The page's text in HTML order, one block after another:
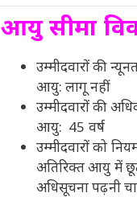
आयु सीमा
उम्मीदवारों की
आयु: लागू नहीं
उम्मीदवारों की
आयु: 45 वर्ष
उम्मीदवारों को
अतिरिक्त आयु में
अधिसूचना पढ़नी